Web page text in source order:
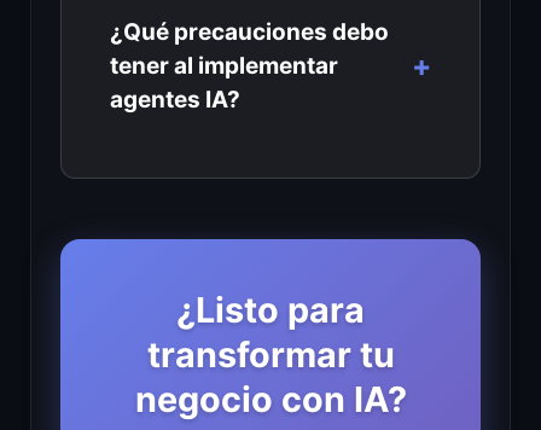
¿Qué precauciones debo
tener al implementar
agentes IA?
¿Listo para
transformar tu
negocio con IA?